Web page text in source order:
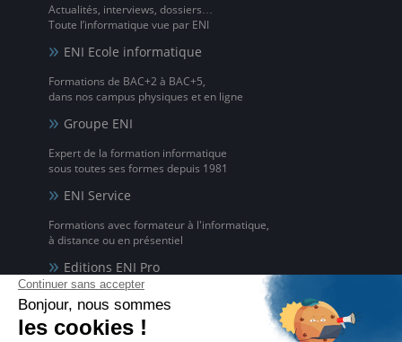
Actualités, interviews, dossiers…
Toute l’informatique vue par ENI
ENI Ecole informatique
Formations de BAC+2 à BAC+5,
dans nos campus physiques et en ligne
Groupe ENI
Expert de la formation informatique
sous toutes ses formes depuis 1981
ENI Service
Formations avec formateur à l'informatique,
à distance ou en présentiel
Editions ENI Pro
pour les organismes de formation